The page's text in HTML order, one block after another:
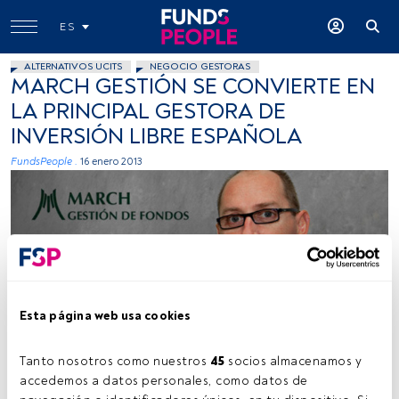
Esta página web usa cookies
Tanto nosotros como nuestros 45 socios almacenamos y
accedemos a datos personales, como datos de
ES
ALTERNATIVOS UCITS NEGOCIO GESTORAS
MARCH GESTIÓN SE CONVIERTE EN
LA PRINCIPAL GESTORA DE
INVERSIÓN LIBRE ESPAÑOLA
FundsPeople . 16 enero 2013
Cedida
Tiempo lectura: 2 min.